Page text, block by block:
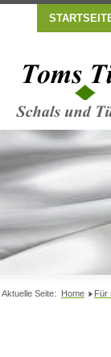
Aktuelle Seite: Home Für